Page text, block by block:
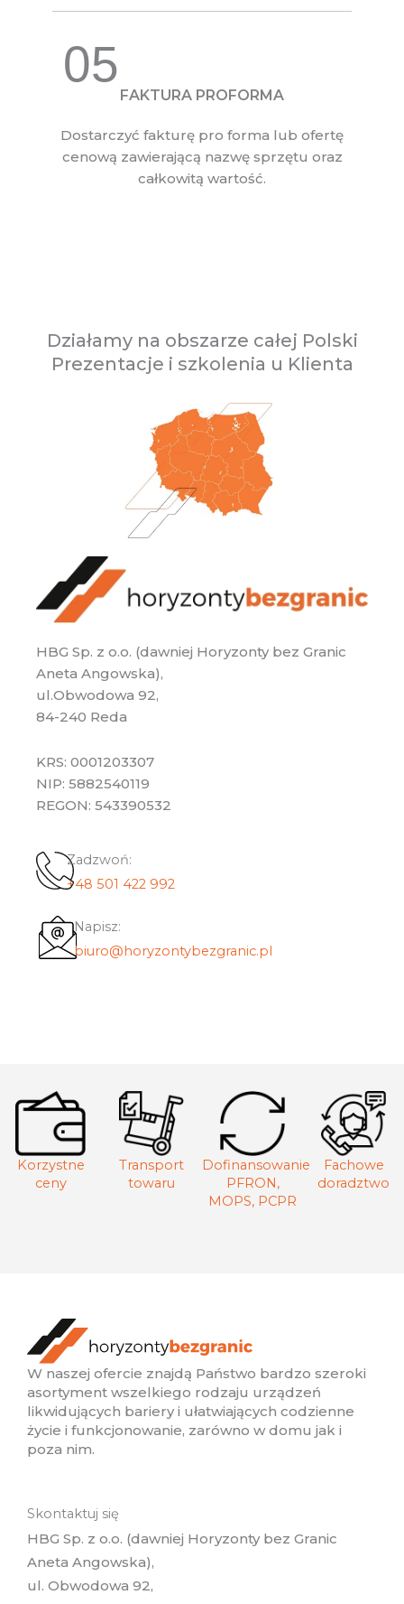
05
FAKTURA PROFORMA
Dostarczyć fakturę pro forma lub ofertę
cenową zawierającą nazwę sprzętu oraz
całkowitą wartość.
Działamy na obszarze całej Polski
Prezentacje i szkolenia u Klienta
HBG Sp. z o.o. (dawniej Horyzonty bez Granic
Aneta Angowska),
ul.Obwodowa 92,
84-240 Reda
KRS: 0001203307
NIP: 5882540119
REGON: 543390532
Zadzwoń:
+48 501 422 992
Napisz:
biuro@horyzontybezgranic.pl
Korzystne
ceny
Transport
towaru
Dofinansowanie
PFRON,
MOPS, PCPR
Fachowe
doradztwo
W naszej ofercie znajdą Państwo bardzo szeroki
asortyment wszelkiego rodzaju urządzeń
likwidujących bariery i ułatwiających codzienne
życie i funkcjonowanie, zarówno w domu jak i
poza nim.
Skontaktuj się
HBG Sp. z o.o. (dawniej Horyzonty bez Granic
Aneta Angowska),
ul. Obwodowa 92,